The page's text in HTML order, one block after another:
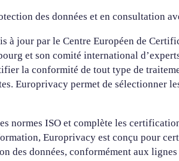
des données et en consultation
à jour par le Centre Européen de
et son comité international
la conformité de tout type de
Europrivacy permet de sélectionner
normes ISO et complète les
Europrivacy est conçu pour
des données, conformément aux